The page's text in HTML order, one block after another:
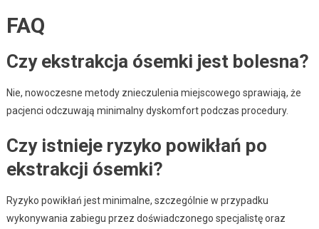
FAQ
Czy ekstrakcja ósemki jest bolesna?
Nie, nowoczesne metody znieczulenia miejscowego sprawiają, że
pacjenci odczuwają minimalny dyskomfort podczas procedury.
Czy istnieje ryzyko powikłań po
ekstrakcji ósemki?
Ryzyko powikłań jest minimalne, szczególnie w przypadku
wykonywania zabiegu przez doświadczonego specjalistę oraz